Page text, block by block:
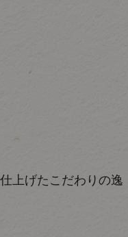
上げたこだわりの逸